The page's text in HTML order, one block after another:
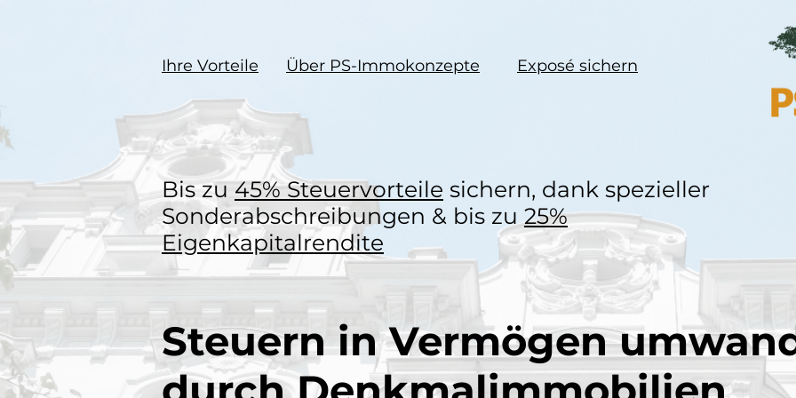
Ihre Vorteile Über PS-Immokonzepte Exposé sichern
Bis zu45% Steuervorteile sichern, dank spezieller
Sonderabschreibungen & bis zu 25%
Eigenkapitalrendite
Steuern in Vermögen